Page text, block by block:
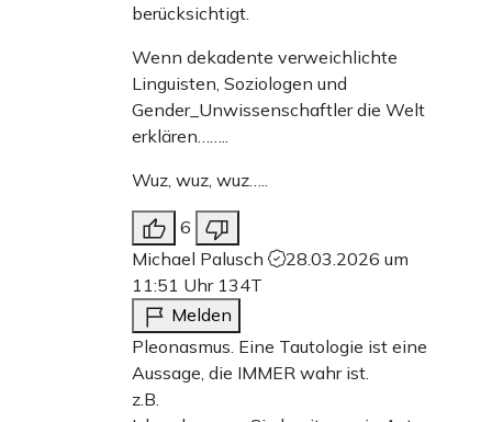
berücksichtigt.
Wenn dekadente verweichlichte
Linguisten, Soziologen und
Gender_Unwissenschaftler die Welt
erklären……..
Wuz, wuz, wuz…..
6
Michael Palusch
28.03.2026 um
11:51 Uhr 134T
Melden
Pleonasmus. Eine Tautologie ist eine
Aussage, die IMMER wahr ist.
z.B.